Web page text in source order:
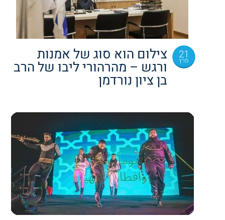
21
מרץ צילום הוא סוג של אמנות
ורגש – מהרהורי ליבו של הרב
בן ציון נורדמן